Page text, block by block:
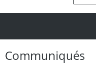
Communiqués